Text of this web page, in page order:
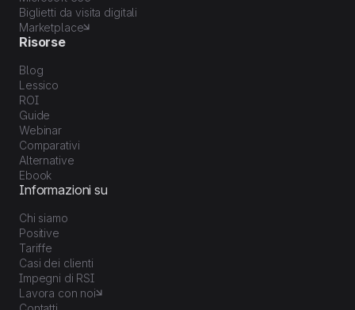
Biglietti da visita digitali
Marketplace
Risorse
Blog
Lessico
ROI
Guide
Webinar
Comparativi
Alternative
Ebook
Informazioni su
Chi siamo
Positive
Tariffe
Casi dei clienti
Impegni di RSI
Lavora con noi